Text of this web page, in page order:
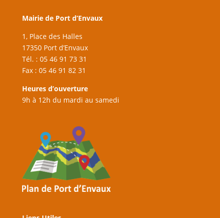
Mairie de Port d’Envaux
1, Place des Halles
17350 Port d’Envaux
Tél. : 05 46 91 73 31
Fax : 05 46 91 82 31
Heures d’ouverture
9h à 12h du mardi au samedi